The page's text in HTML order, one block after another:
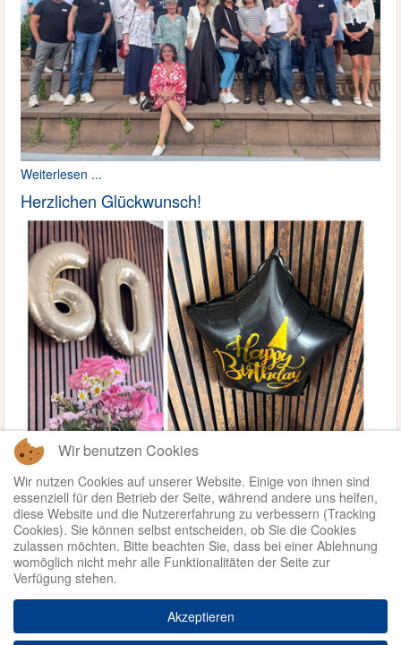
Weiterlesen ...
Herzlichen Glückwunsch!
Weiterlesen ...
Wir benutzen Cookies
Wir nutzen Cookies auf unserer Website. Einige von ihnen sind
essenziell für den Betrieb der Seite, während andere uns helfen,
diese Website und die Nutzererfahrung zu verbessern (Tracking
Cookies). Sie können selbst entscheiden, ob Sie die Cookies
zulassen möchten. Bitte beachten Sie, dass bei einer Ablehnung
womöglich nicht mehr alle Funktionalitäten der Seite zur
Verfügung stehen.
Akzeptieren